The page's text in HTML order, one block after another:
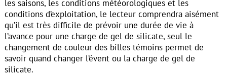
les saisons, les conditions météorologiques et les
conditions d’exploitation, le lecteur comprendra aisément
qu’il est très difficile de prévoir une durée de vie à
l’avance pour une charge de gel de silicate, seul le
changement de couleur des billes témoins permet de
savoir quand changer l’évent ou la charge de gel de
silicate.